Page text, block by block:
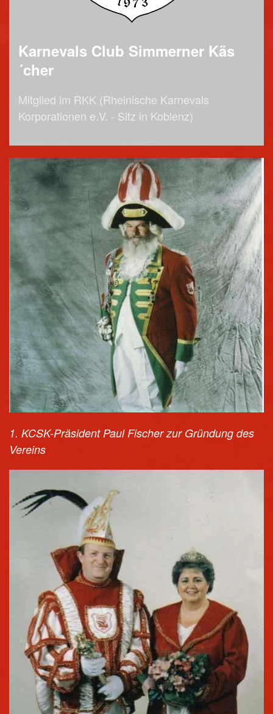
Karnevals Club Simmerner Käs
´cher
Mitglied im RKK (Rheinische Karnevals
Korporationen e.V. - Sitz in Koblenz)
1. KCSK-Präsident Paul Fischer zur Gründung des
Vereins